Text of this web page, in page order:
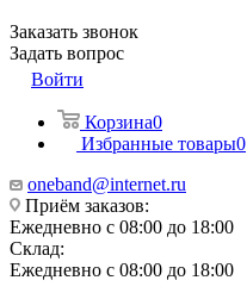
Заказать звонок
Задать вопрос
Войти
Корзина0
Избранные товары0
oneband@internet.ru
Приём заказов:
Ежедневно с 08:00 до 18:00
Склад:
Ежедневно с 08:00 до 18:00